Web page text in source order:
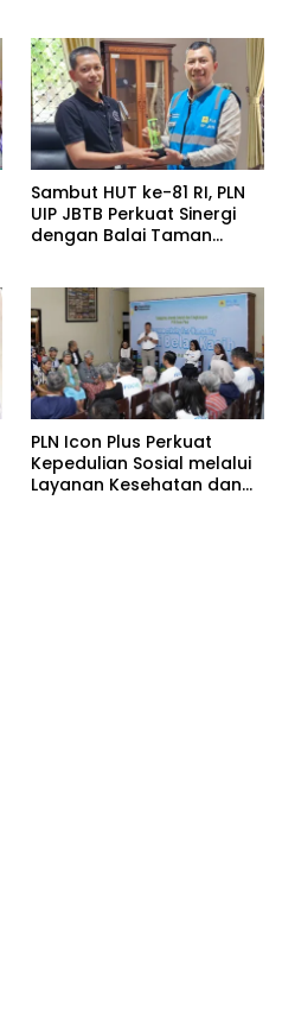
Sambut HUT ke-81 RI, PLN
UIP JBTB Perkuat Sinergi
dengan Balai Taman
SUTET 500 kV Paiton–
Watudodol/Kalipuro
PLN Icon Plus Perkuat
Kepedulian Sosial melalui
Layanan Kesehatan dan